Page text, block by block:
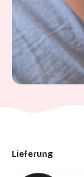
Lieferung